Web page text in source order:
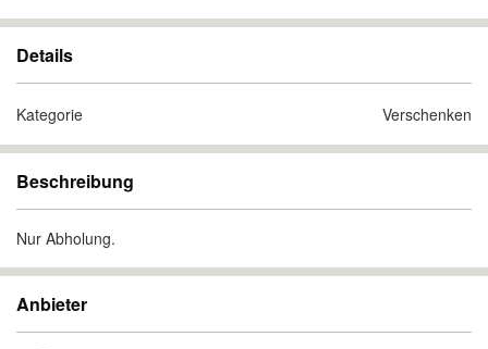
Details
Kategorie Verschenken
Beschreibung
Nur Abholung.
Anbieter